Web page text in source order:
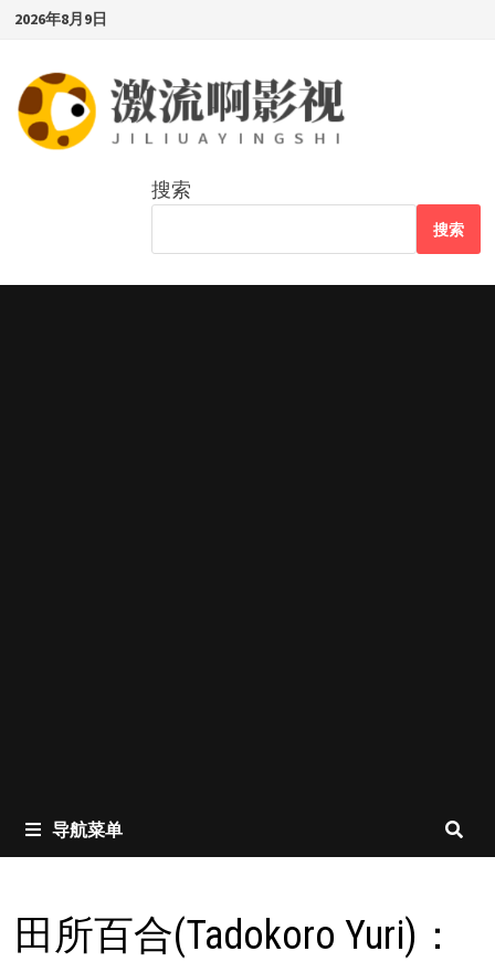
Skip
content
2026年8月9日
搜索
搜索
导航菜单
田所百合(Tadokoro Yuri)：